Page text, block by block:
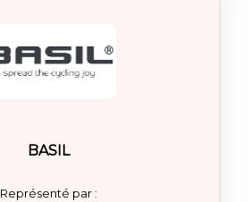
BASIL
Représenté par :